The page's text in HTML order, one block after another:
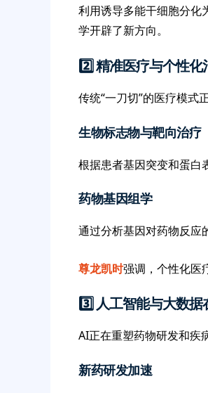
利用诱导多能干细胞分化
学开辟了新方向。
2️⃣ 精准医疗与个性化
传统“一刀切”的医疗模式
生物标志物与靶向治疗
根据患者基因突变和蛋白
药物基因组学
通过分析基因对药物反应
尊龙凯时强调，个性化医
3️⃣ 人工智能与大数
AI正在重塑药物研发和疾
新药研发加速